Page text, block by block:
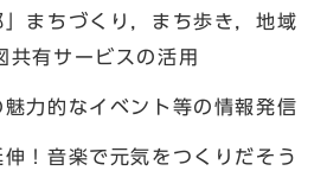
」まちづくり，まち歩き，地域
共有サービスの活用
魅力的なイベント等の情報発信
！音楽で元気をつくりだそう